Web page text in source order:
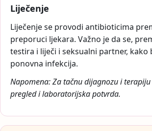
Liječenje
Liječenje se provodi antibioticima
preporuci ljekara. Važno je da se,
testira i liječi i seksualni partner, kako
ponovna infekcija.
Napomena: Za tačnu dijagnozu i
pregled i laboratorijska potvrda.